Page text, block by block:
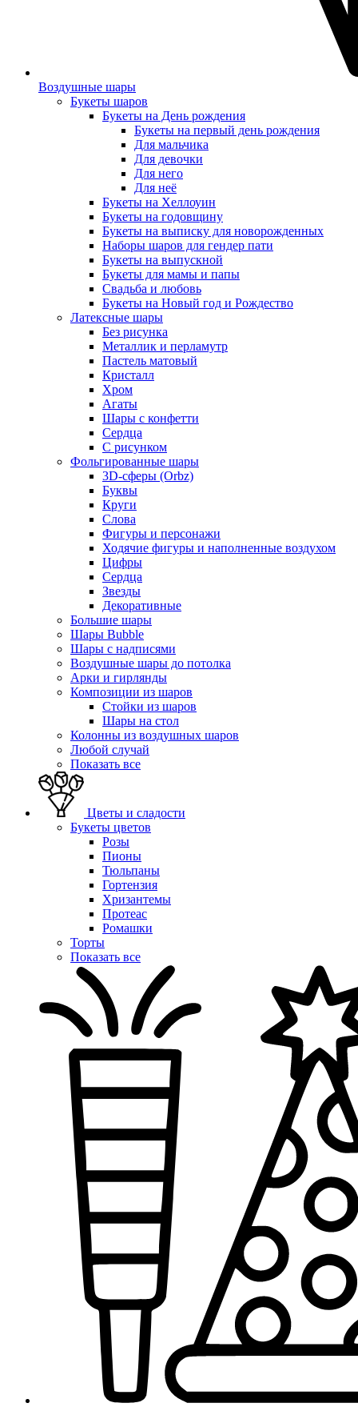
Воздушные шары
Букеты шаров
Букеты на День рождения
Букеты на первый день рождения
Для мальчика
Для девочки
Для него
Для неё
Букеты на Хеллоуин
Букеты на годовщину
Букеты на выписку для новорожденных
Наборы шаров для гендер пати
Букеты на выпускной
Букеты для мамы и папы
Свадьба и любовь
Букеты на Новый год и Рождество
Латексные шары
Без рисунка
Металлик и перламутр
Пастель матовый
Кристалл
Хром
Агаты
Шары с конфетти
Сердца
С рисунком
Фольгированные шары
3D-сферы (Orbz)
Буквы
Круги
Слова
Фигуры и персонажи
Ходячие фигуры и наполненные воздухом
Цифры
Сердца
Звезды
Декоративные
Большие шары
Шары Bubble
Шары с надписями
Воздушные шары до потолка
Арки и гирлянды
Композиции из шаров
Стойки из шаров
Шары на стол
Колонны из воздушных шаров
Любой случай
Показать все
Цветы и сладости
Букеты цветов
Розы
Пионы
Тюльпаны
Гортензия
Хризантемы
Протеас
Ромашки
Торты
Показать все